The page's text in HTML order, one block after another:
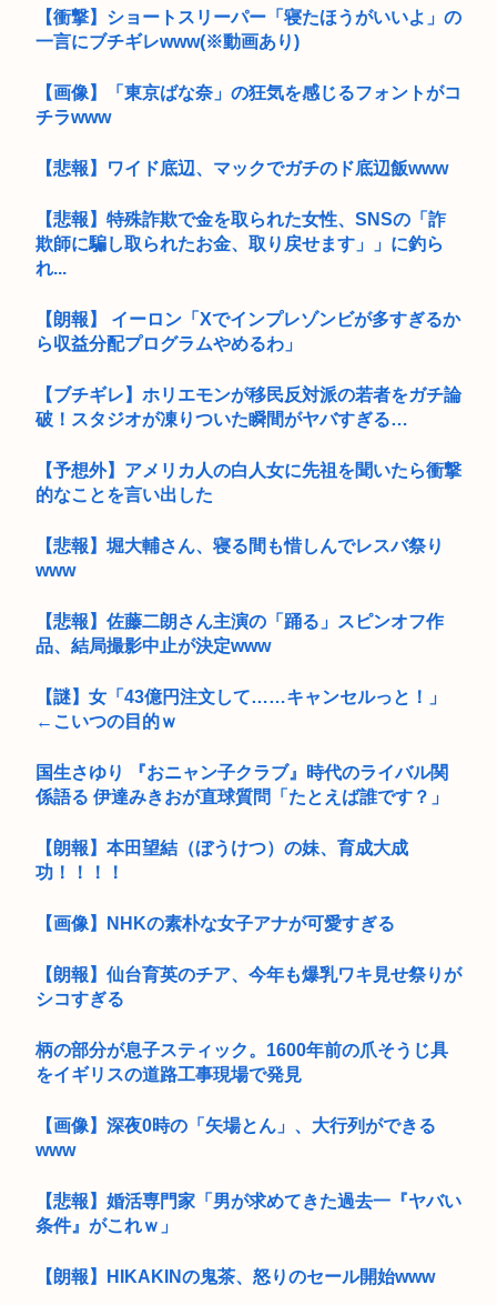
【衝撃】ショートスリーパー「寝たほうがいいよ」の
一言にブチギレwww(※動画あり)
【画像】「東京ばな奈」の狂気を感じるフォントがコ
チラwww
【悲報】ワイド底辺、マックでガチのド底辺飯www
【悲報】特殊詐欺で金を取られた女性、SNSの「詐
欺師に騙し取られたお金、取り戻せます」」に釣ら
れ...
【朗報】 イーロン「Xでインプレゾンビが多すぎるか
ら収益分配プログラムやめるわ」
【ブチギレ】ホリエモンが移民反対派の若者をガチ論
破！スタジオが凍りついた瞬間がヤバすぎる…
【予想外】アメリカ人の白人女に先祖を聞いたら衝撃
的なことを言い出した
【悲報】堀大輔さん、寝る間も惜しんでレスバ祭り
www
【悲報】佐藤二朗さん主演の「踊る」スピンオフ作
品、結局撮影中止が決定www
【謎】女「43億円注文して……キャンセルっと！」
←こいつの目的ｗ
国生さゆり 『おニャン子クラブ』時代のライバル関
係語る 伊達みきおが直球質問「たとえば誰です？」
【朗報】本田望結（ぼうけつ）の妹、育成大成
功！！！！
【画像】NHKの素朴な女子アナが可愛すぎる
【朗報】仙台育英のチア、今年も爆乳ワキ見せ祭りが
シコすぎる
柄の部分が息子スティック。1600年前の爪そうじ具
をイギリスの道路工事現場で発見
【画像】深夜0時の「矢場とん」、大行列ができる
www
【悲報】婚活専門家「男が求めてきた過去一『ヤバい
条件』がこれｗ」
【朗報】HIKAKINの鬼茶、怒りのセール開始www